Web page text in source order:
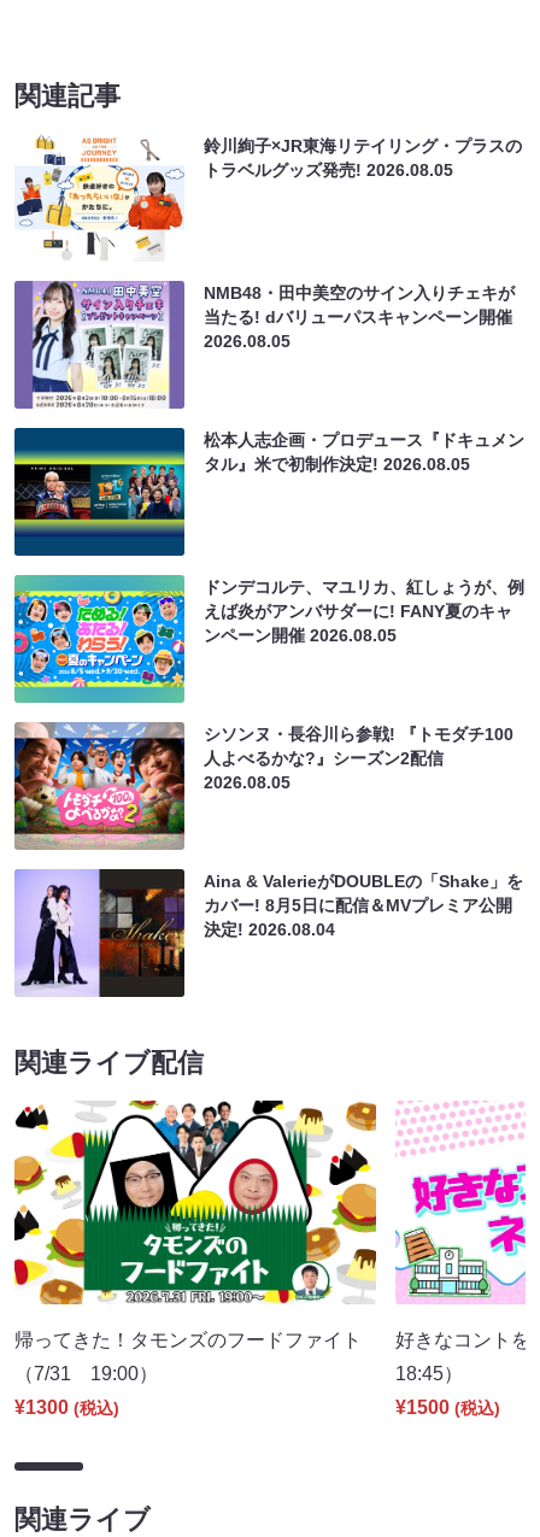
関連記事
鈴川絢子×JR東海リテイリング・プラスの
トラベルグッズ発売!2026.08.05
NMB48・田中美空のサイン入りチェキが
当たる! dバリューパスキャンペーン開催
2026.08.05
松本人志企画・プロデュース『ドキュメン
タル』米で初制作決定!2026.08.05
ドンデコルテ、マユリカ、紅しょうが、例
えば炎がアンバサダーに! FANY夏のキャ
ンペーン開催2026.08.05
シソンヌ・長谷川ら参戦! 『トモダチ100
人よべるかな?』シーズン2配信
2026.08.05
Aina & ValerieがDOUBLEの「Shake」を
カバー! 8月5日に配信＆MVプレミア公開
決定!2026.08.04
関連ライブ配信
帰ってきた！タモンズのフードファイト
（7/31 19:00）
¥1300 (税込)
好きなコント
18:45）
¥1500 (税込)
関連ライブ